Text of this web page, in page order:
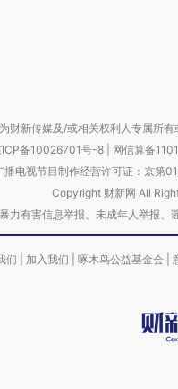
财新传媒及/或相关权利人专属所
ICP备10026701号-8 网信算备
播电视节目制作经营许可证：京第
Copyright 财新网 All
力有害信息举报、未成年人举
们 加入我们 啄木鸟公益基金会